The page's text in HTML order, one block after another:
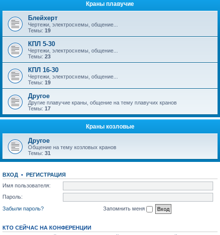
Краны плавучие
Блейхерт
Чертежи, электросхемы, общение...
Темы: 19
КПЛ 5-30
Чертежи, электросхемы, общение...
Темы: 23
КПЛ 16-30
Чертежи, электросхемы, общение...
Темы: 19
Другое
Другие плавучие краны, общение на тему плавучих кранов
Темы: 17
Краны козловые
Другое
Общение на тему козловых кранов
Темы: 31
ВХОД • РЕГИСТРАЦИЯ
Имя пользователя:
Пароль:
Забыли пароль?
Запомнить меня
КТО СЕЙЧАС НА КОНФЕРЕНЦИИ